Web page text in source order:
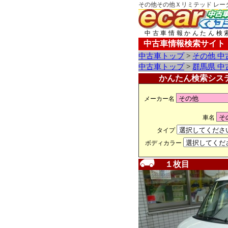
その他その他Ｘリミテッド レ
中古車情報かんたん検
中古車情報検索サイト
中古車トップ> その他 中
中古車トップ> 群馬県 中
かんたん検索シス
メーカー名
車名
タイプ
ボディカラー
１枚目